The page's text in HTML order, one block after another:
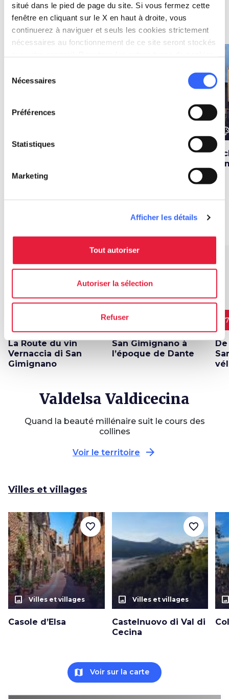
situé dans le pied de page du site. Si vous fermez cette
fenêtre en cliquant sur le X en haut à droite, vous
continuerez à naviguer et seuls les cookies strictement
nécessaires au fonctionnement de ce site seront stockés
Nécessaires
Préférences
Statistiques
Marketing
Afficher les détails
Tout autoriser
Autoriser la sélection
Refuser
Idées map Voir sur la carte
favorite_border
San Gimignano et
favorite_border
3
La Route du vin
Vernaccia di San
Gimignano
6 ÉTAPES
San Gimignano à
l’époque de Dante
Valdelsa Valdicecina
Quand la beauté millénaire suit le cours des
collines
Voir le territoire arrow_forward
Villes et villages
photo_size_select_actual Villes et villages
Casole d’Elsa
favorite_border
photo_size_select_actual Villes et villages
Castelnuovo di Val di
Cecina
favorite_border
map Voir sur la carte